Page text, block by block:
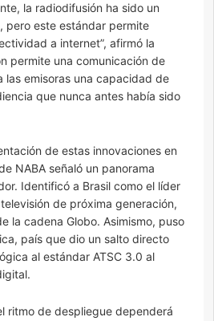
la radiodifusión ha sido un
pero este estándar permite
a internet”, afirmó la
permite una comunicación de
las emisoras una capacidad de
que nunca antes había sido
de estas innovaciones en
NABA señaló un panorama
Identificó a Brasil como el líder
de próxima generación,
la cadena Globo. Asimismo, puso
país que dio un salto directo
al estándar ATSC 3.0 al
ritmo de despliegue dependerá